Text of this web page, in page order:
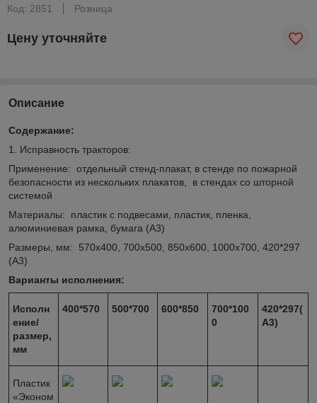
Код: 2851
Розница
Цену уточняйте
Описание
Содержание:
1. Исправность тракторов:
Применение: отдельный стенд-плакат, в стенде по пожарной
безопасности из нескольких плакатов, в стендах со шторной
системой
Материалы: пластик с подвесами, пластик, пленка,
алюминиевая рамка, бумага (А3)
Размеры, мм: 570х400, 700х500, 850х600, 1000х700, 420*297
(А3)
Варианты исполнения:
Исполн
ение/
размер,
мм
400*570 500*700 600*850
700*100
0
420*297(
А3)
Пластик
«Эконом